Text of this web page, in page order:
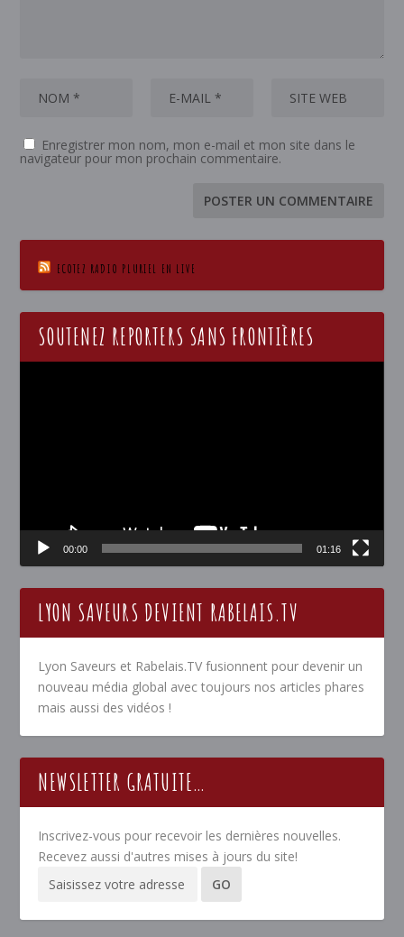
Enregistrer mon nom, mon e-mail et mon site dans le
navigateur pour mon prochain commentaire.
ECOTEZ RADIO PLURIEL EN LIVE
SOUTENEZ REPORTERS SANS FRONTIÈRES
00:00 01:16
LYON SAVEURS DEVIENT RABELAIS.TV
Lyon Saveurs et Rabelais.TV fusionnent pour devenir un
nouveau média global avec toujours nos articles phares
mais aussi des vidéos !
NEWSLETTER GRATUITE…
Inscrivez-vous pour recevoir les dernières nouvelles.
Recevez aussi d'autres mises à jours du site!